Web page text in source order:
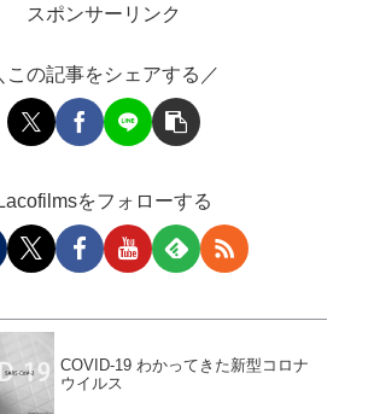
スポンサーリンク
この記事をシェアする／
Lacofilmsをフォローする
COVID-19 わかってきた新型コロナ
ウイルス